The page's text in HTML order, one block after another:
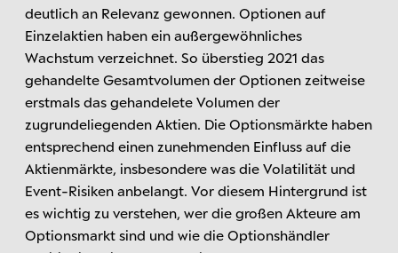
deutlich an Relevanz gewonnen. Optionen auf
Einzelaktien haben ein außergewöhnliches
Wachstum verzeichnet. So überstieg 2021 das
gehandelte Gesamtvolumen der Optionen zeitweise
erstmals das gehandelete Volumen der
zugrundeliegenden Aktien. Die Optionsmärkte haben
entsprechend einen zunehmenden Einfluss auf die
Aktienmärkte, insbesondere was die Volatilität und
Event-Risiken anbelangt. Vor diesem Hintergrund ist
es wichtig zu verstehen, wer die großen Akteure am
Optionsmarkt sind und wie die Optionshändler